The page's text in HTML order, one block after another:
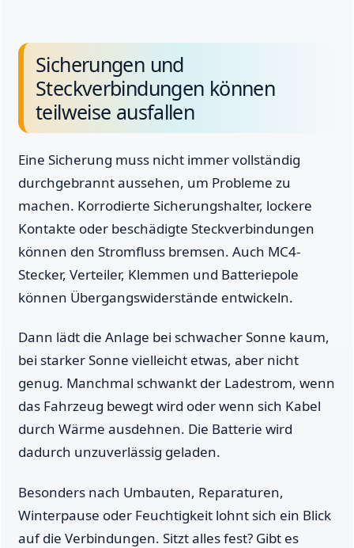
Sicherungen und
Steckverbindungen können
teilweise ausfallen
Eine Sicherung muss nicht immer vollständig
durchgebrannt aussehen, um Probleme zu
machen. Korrodierte Sicherungshalter, lockere
Kontakte oder beschädigte Steckverbindungen
können den Stromfluss bremsen. Auch MC4-
Stecker, Verteiler, Klemmen und Batteriepole
können Übergangswiderstände entwickeln.
Dann lädt die Anlage bei schwacher Sonne kaum,
bei starker Sonne vielleicht etwas, aber nicht
genug. Manchmal schwankt der Ladestrom, wenn
das Fahrzeug bewegt wird oder wenn sich Kabel
durch Wärme ausdehnen. Die Batterie wird
dadurch unzuverlässig geladen.
Besonders nach Umbauten, Reparaturen,
Winterpause oder Feuchtigkeit lohnt sich ein Blick
auf die Verbindungen. Sitzt alles fest? Gibt es